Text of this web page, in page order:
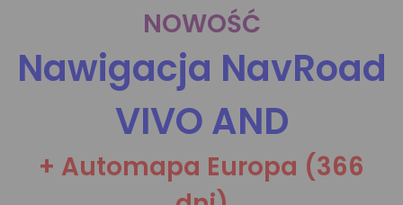
NOWOŚĆ
Nawigacja NavRoad
VIVO AND
+ Automapa Europa (366